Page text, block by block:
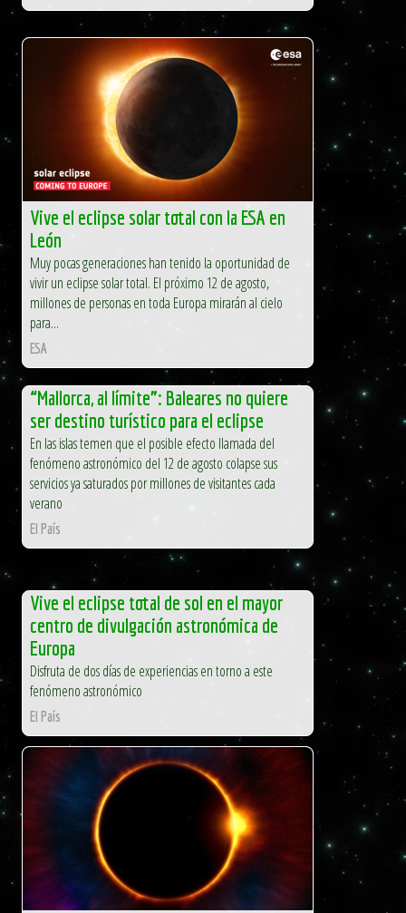
Vive el eclipse solar total con la ESA en
León
Muy pocas generaciones han tenido la oportunidad de
vivir un eclipse solar total. El próximo 12 de agosto,
millones de personas en toda Europa mirarán al cielo
para...
ESA
“Mallorca, al límite”: Baleares no quiere
ser destino turístico para el eclipse
En las islas temen que el posible efecto llamada del
fenómeno astronómico del 12 de agosto colapse sus
servicios ya saturados por millones de visitantes cada
verano
El País
Vive el eclipse total de sol en el mayor
centro de divulgación astronómica de
Europa
Disfruta de dos días de experiencias en torno a este
fenómeno astronómico
El País